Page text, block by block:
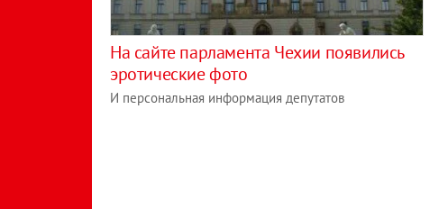
На сайте парламента Чехии появились
эротические фото
И персональная информация депутатов